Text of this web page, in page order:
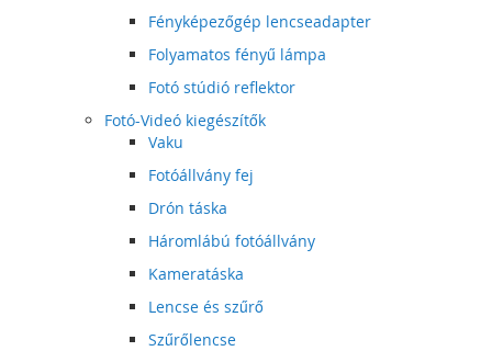
Fényképezőgép lencseadapter
Folyamatos fényű lámpa
Fotó stúdió reflektor
Fotó-Videó kiegészítők
Vaku
Fotóállvány fej
Drón táska
Háromlábú fotóállvány
Kameratáska
Lencse és szűrő
Szűrőlencse